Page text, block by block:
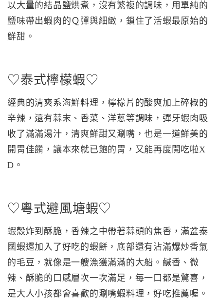
以大量的結晶鹽烘煮，沒有繁複的調味，用單純的
鹽味帶出蝦肉的Ｑ彈與細緻，鎖住了活蝦最原始的
鮮甜。
♡泰式檸檬蝦♡
經典的清爽系海鮮料理，檸檬片的酸爽加上碎椒的
辛辣，還有蒜末、香菜、洋蔥等調味，彈牙蝦肉吸
收了滿滿湯汁，清爽鮮甜又涮嘴，也是一道鮮美的
開胃佳餚，讓本來就已飽的胃，又能再度開吃啦X
D。
♡粵式避風塘蝦♡
蝦殼炸到酥脆，香辣之中帶著蒜頭的焦香，滿盆泰
國蝦還加入了好吃的蝦餅，底部還有沾滿爆炒香氣
的毛豆，就像是一艘漁獲滿滿的大船。鹹香、微
辣、酥脆的口感層次一次滿足，每一口都是驚喜，
是大人小孩都會喜歡的涮嘴蝦料理，好吃推薦喔。